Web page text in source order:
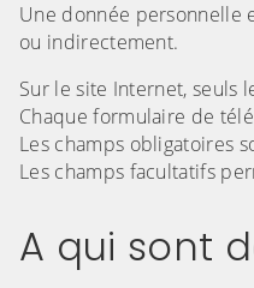
Une donnée personnelle
ou indirectement.
Sur le site Internet, seuls
Chaque formulaire de
Les champs obligatoires
Les champs facultatifs
A qui sont